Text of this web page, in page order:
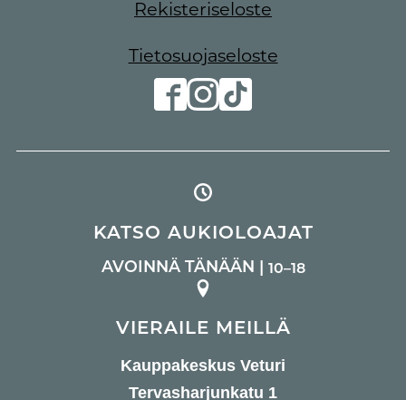
KATSO AUKIOLOAJAT
AVOINNÄ TÄNÄÄN | 10–18
VIERAILE MEILLÄ
Kauppakeskus Veturi
Tervasharjunkatu 1
Rekisteriseloste
Tietosuojaseloste